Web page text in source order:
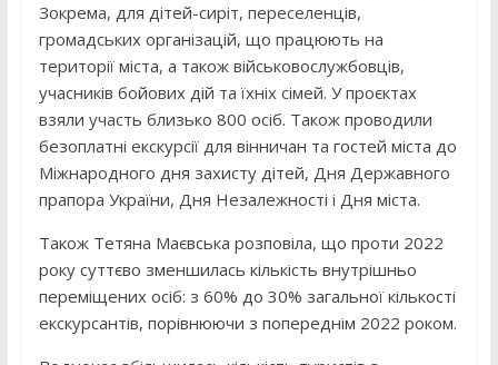
Зокрема, для дітей-сиріт, переселенців,
громадських організацій, що працюють на
території міста, а також військовослужбовців,
учасників бойових дій та їхніх сімей. У проєктах
взяли участь близько 800 осіб. Також проводили
безоплатні екскурсії для вінничан та гостей міста до
Міжнародного дня захисту дітей, Дня Державного
прапора України, Дня Незалежності і Дня міста.
Також Тетяна Маєвська розповіла, що проти 2022
року суттєво зменшилась кількість внутрішньо
переміщених осіб: з 60% до 30% загальної кількості
екскурсантів, порівнюючи з попереднім 2022 роком.